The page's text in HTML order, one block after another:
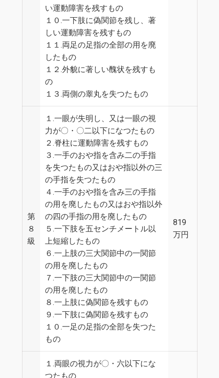
い運動障害を残すもの
１０.一下肢に偽関節を残し、著
しい運動障害を残すもの
１１.両足の足指の全部の用を廃
したもの
１２.外貌に著しい醜状を残すも
の
１３.両側の睾丸を失つたもの
第
８
級
１.一眼が失明し、又は一眼の視
力が〇・〇二以下になつたもの
２.脊柱に運動障害を残すもの
３.一手のおや指を含み二の手指
を失つたもの又はおや指以外の三
の手指を失つたもの
４.一手のおや指を含み三の手指
の用を廃したもの又はおや指以外
の四の手指の用を廃したもの
５.一下肢を五センチメートル以
上短縮したもの
６.一上肢の三大関節中の一関節
の用を廃したもの
７.一下肢の三大関節中の一関節
の用を廃したもの
８.一上肢に偽関節を残すもの
９.一下肢に偽関節を残すもの
１０.一足の足指の全部を失つた
もの
819
万円
１.両眼の視力が〇・六以下にな
つたもの